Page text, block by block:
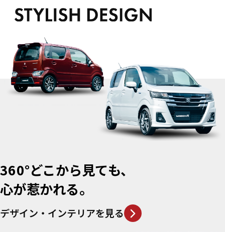
360°どこから見ても、
心が惹かれる。
デザイン・インテリアを見る